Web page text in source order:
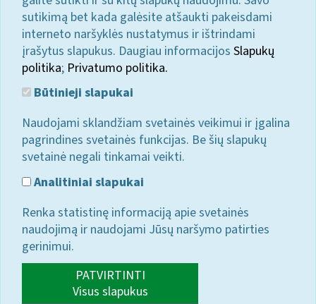
sutikimą bet kada galėsite atšaukti pakeisdami
interneto naršyklės nustatymus ir ištrindami
įrašytus slapukus. Daugiau informacijos Slapukų
politika; Privatumo politika.
Būtinieji slapukai
Naudojami sklandžiam svetainės veikimui ir įgalina
pagrindines svetainės funkcijas. Be šių slapukų
svetainė negali tinkamai veikti.
Analitiniai slapukai
Renka statistinę informaciją apie svetainės
naudojimą ir naudojami Jūsų naršymo patirties
gerinimui.
PATVIRTINTI
Visus slapukus